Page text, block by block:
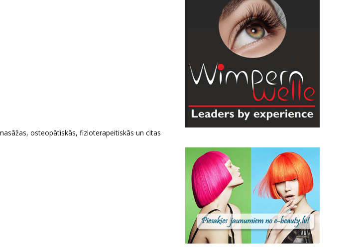
osteopātiskās, fizioterapeitiskās un citas